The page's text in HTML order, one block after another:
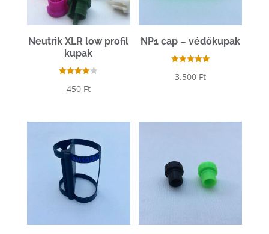
Neutrik XLR low profil
kupak
:
450 Ft
NP1 cap – védőkupak
5.00
3.500 Ft